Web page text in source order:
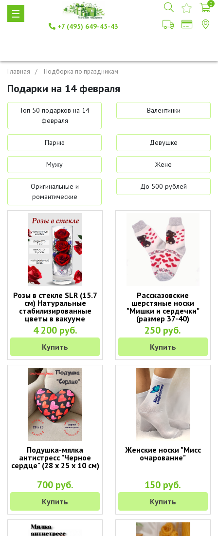
+7 (495) 649-45-43
0
Главная Подборка по праздникам
Подарки на 14 февраля
Топ 50 подарков на 14
февраля
Валентинки
Парню Девушке
Мужу Жене
Оригинальные и
романтические
До 500 рублей
Розы в стекле SLR (15.7
см) Натуральные
стабилизированные
цветы в вакууме
4 200 руб.
Купить
Рассказовские
шерстяные носки
"Мишки и сердечки"
(размер 37-40)
250 руб.
Купить
Подушка-мялка
антистресс "Черное
сердце" (28 х 25 х 10 см)
700 руб.
Купить
Женские носки "Мисс
очарование"
150 руб.
Купить